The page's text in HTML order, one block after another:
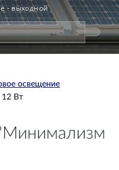
- выходной
освещение
Вт